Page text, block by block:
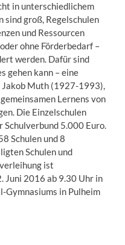
in unterschiedlichem
sind groß, Regelschulen
und Ressourcen
ohne Förderbedarf –
werden. Dafür sind
gehen kann – eine
Jakob Muth (1927-1993),
Lernens von
Die Einzelschulen
5.000 Euro.
Schulen und 8
Schulen und
ist
Juni 2016 ab 9.30 Uhr in
Gymnasiums in Pulheim